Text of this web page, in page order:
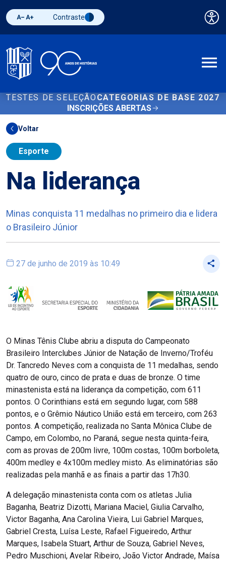
Diminuir fonte
Aumentar fonteAlternar contraste
Contraste
TESTES DE SELEÇÃO CATEGORIAS DE BASE 2027
INSCRIÇÕES ABERTAS
Voltar
Esporte
Na liderança
Minas conquista 11 medalhas no primeiro dia e lidera
o Brasileiro Júnior
27 de junho de 2019 às 10:49
O Minas Tênis Clube abriu a disputa do Campeonato
Brasileiro Interclubes Júnior de Natação de Inverno/Troféu
Dr. Tancredo Neves com a conquista de 11 medalhas, sendo
quatro de ouro, cinco de prata e duas de bronze. O time
minastenista está na liderança da competição, com 611
pontos. O Corinthians está em segundo lugar, com 588
pontos, e o Grêmio Náutico União está em terceiro, com 263
pontos. A competição, realizada no Santa Mônica Clube de
Campo, em Colombo, no Paraná, segue nesta quinta-feira,
com as provas de 200m livre, 100m costas, 100m borboleta,
400m medley e 4x100m medley misto. As eliminatórias são
realizadas pela manhã e as finais a partir das 17h30.
A delegação minastenista conta com os atletas Julia
Baganha, Beatriz Dizotti, Mariana Maciel, Giulia Carvalho,
Victor Baganha, Ana Carolina Vieira, Lui Gabriel Marques,
Gabriel Cresta, Luísa Leste, Rafael Figueiredo, Arthur
Marques, Isabela Stuart, Arthur de Souza, Gabriel Neves,
Pedro Muschioni, Avelar Ribeiro, João Victor Andrade, Maísa